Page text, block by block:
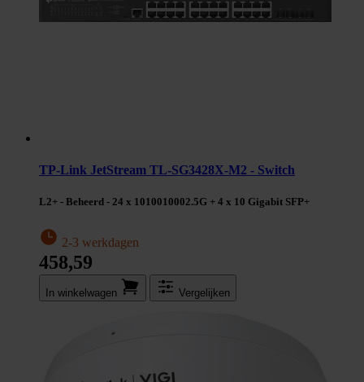
TP-Link JetStream TL-SG3428X-M2 - Switch
L2+ - Beheerd - 24 x 1010010002.5G + 4 x 10 Gigabit SFP+
2-3 werkdagen
458,59
In winkel­wagen Vergelijken